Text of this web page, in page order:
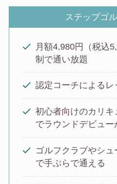
ステップゴ
月額4,980円（税込
制で通い放題
認定コーチによる
初心者向けのカリキ
でラウンドデビュー
ゴルフクラブやシ
で手ぶらで通える